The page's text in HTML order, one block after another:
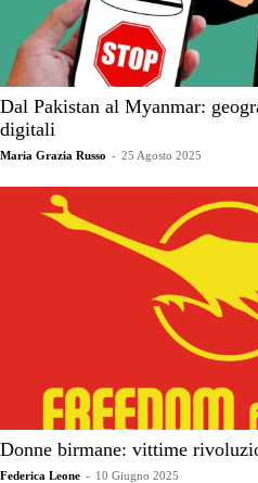
Dal Pakistan al Myanmar:
digitali
Maria Grazia Russo - 25 Agosto 2025
Donne birmane: vittime
Federica Leone - 10 Giugno 2025